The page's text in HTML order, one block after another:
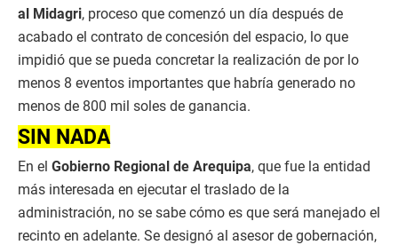
al Midagri, proceso que comenzó un día después de
acabado el contrato de concesión del espacio, lo que
impidió que se pueda concretar la realización de por lo
menos 8 eventos importantes que habría generado no
menos de 800 mil soles de ganancia.
SIN NADA
En el Gobierno Regional de Arequipa, que fue la entidad
más interesada en ejecutar el traslado de la
administración, no se sabe cómo es que será manejado el
recinto en adelante. Se designó al asesor de gobernación,